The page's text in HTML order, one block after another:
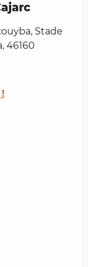
Stade
46160